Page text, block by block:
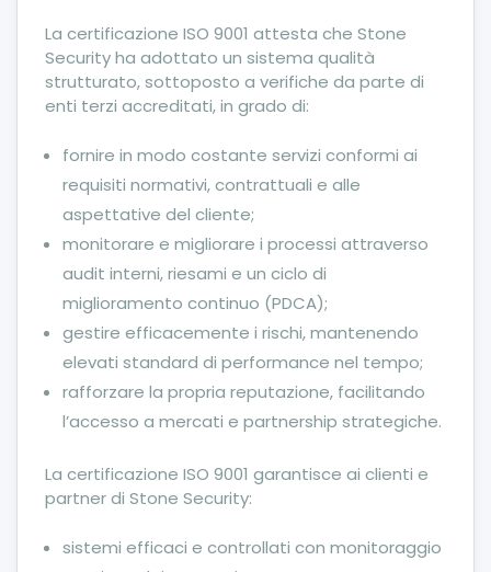
La certificazione ISO 9001 attesta che Stone
Security ha adottato un sistema qualità
strutturato, sottoposto a verifiche da parte di
enti terzi accreditati, in grado di:
fornire in modo costante servizi conformi ai
requisiti normativi, contrattuali e alle
aspettative del cliente;
monitorare e migliorare i processi attraverso
audit interni, riesami e un ciclo di
miglioramento continuo (PDCA);
gestire efficacemente i rischi, mantenendo
elevati standard di performance nel tempo;
rafforzare la propria reputazione, facilitando
l’accesso a mercati e partnership strategiche.
La certificazione ISO 9001 garantisce ai clienti e
partner di Stone Security:
sistemi efficaci e controllati con monitoraggio